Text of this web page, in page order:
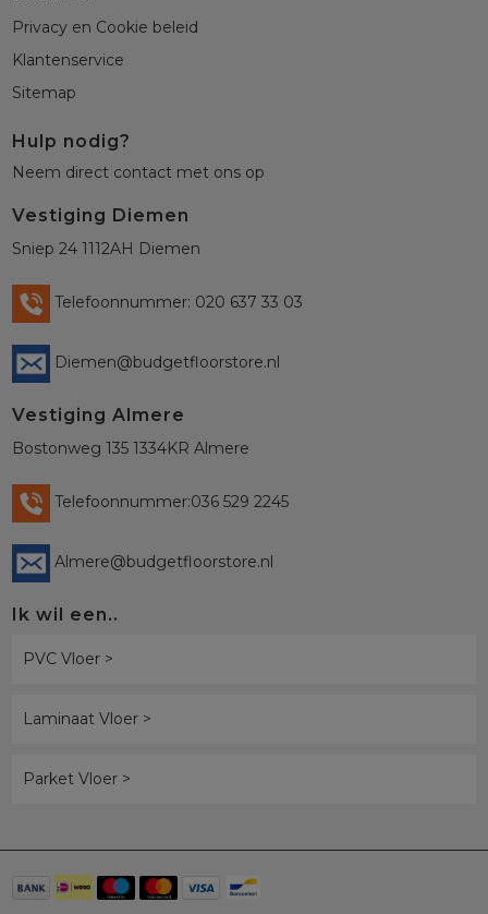
Privacy en Cookie beleid
Klantenservice
Sitemap
Hulp nodig?
Neem direct contact met ons op
Vestiging Diemen
Sniep 24 1112AH Diemen
Telefoonnummer: 020 637 33 03
Diemen@budgetfloorstore.nl
Vestiging Almere
Bostonweg 135 1334KR Almere
Telefoonnummer:036 529 2245
Almere@budgetfloorstore.nl
Ik wil een..
PVC Vloer >
Laminaat Vloer >
Parket Vloer >